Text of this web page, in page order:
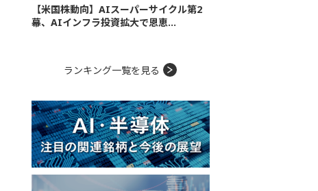
【米国株動向】AIスーパーサイクル第2
幕、AIインフラ投資拡大で恩恵...
ランキング一覧を見る